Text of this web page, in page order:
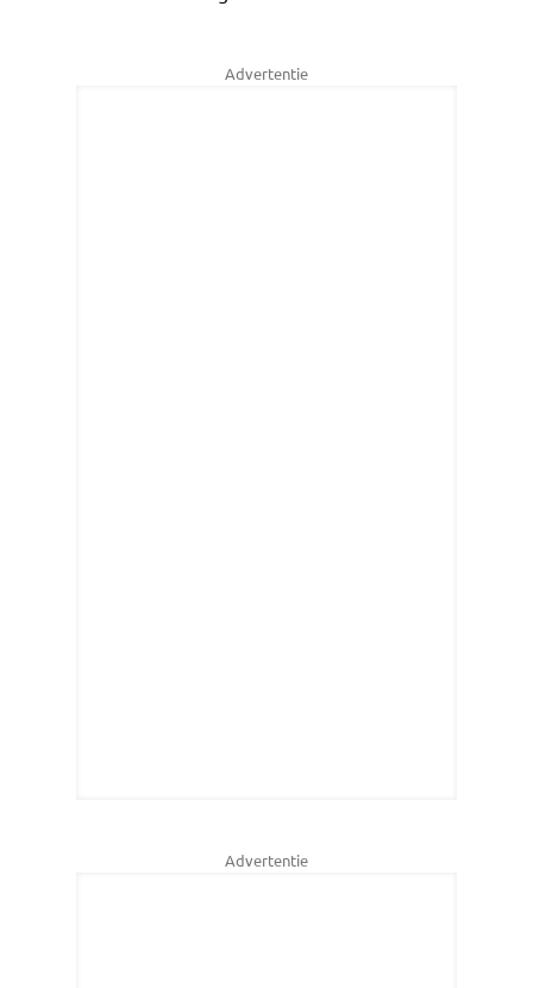
Advertentie
Advertentie